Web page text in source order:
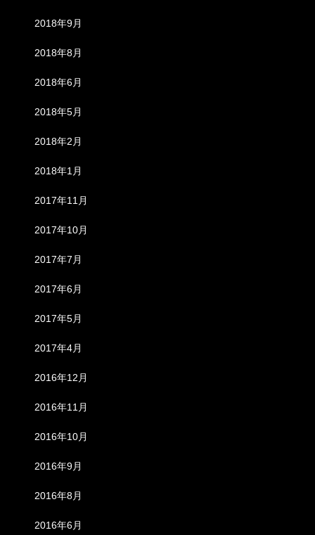
2018年9月
2018年8月
2018年6月
2018年5月
2018年2月
2018年1月
2017年11月
2017年10月
2017年7月
2017年6月
2017年5月
2017年4月
2016年12月
2016年11月
2016年10月
2016年9月
2016年8月
2016年6月